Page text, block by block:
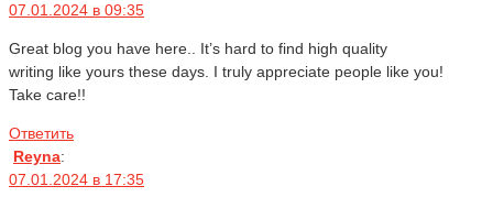
07.01.2024 в 09:35
Great blog you have here.. It’s hard to find high quality
writing like yours these days. I truly appreciate people like you!
Take care!!
Ответить
Reyna:
07.01.2024 в 17:35